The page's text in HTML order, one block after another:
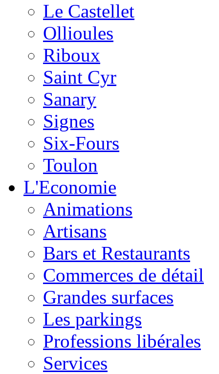
Le Castellet
Ollioules
Riboux
Saint Cyr
Sanary
Signes
Six-Fours
Toulon
L'Economie
Animations
Artisans
Bars et Restaurants
Commerces de détail
Grandes surfaces
Les parkings
Professions libérales
Services